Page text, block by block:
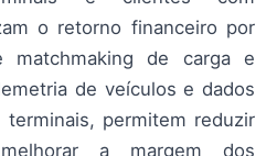
o retorno financeiro por
matchmaking de carga e
de veículos e dados
permitem reduzir
a margem dos